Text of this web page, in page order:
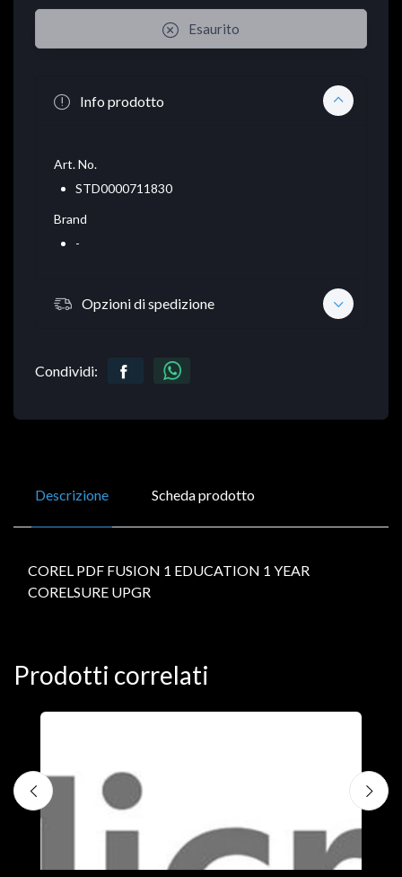
Esaurito
Info prodotto
Art. No.
STD0000711830
Brand
-
Opzioni di spedizione
Condividi:
Descrizione Scheda prodotto
COREL PDF FUSION 1 EDUCATION 1 YEAR
CORELSURE UPGR
Prodotti correlati